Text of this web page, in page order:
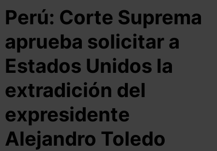
Perú: Corte Suprema
aprueba solicitar a
Estados Unidos la
extradición del
expresidente
Alejandro Toledo